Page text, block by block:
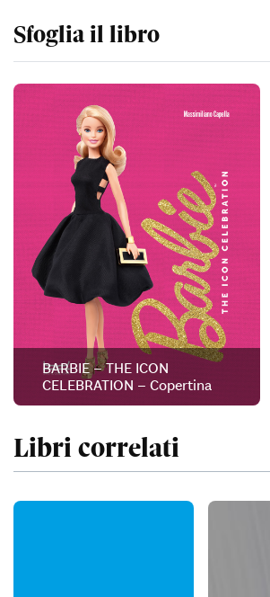
Sfoglia il libro
BARBIE – THE ICON
CELEBRATION – Copertina
Libri correlati